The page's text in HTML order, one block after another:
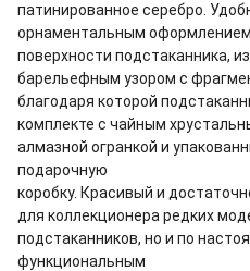
патинированное серебро.
орнаментальным
поверхности подстаканника,
барельефным узором с
благодаря которой
комплекте с чайным
алмазной огранкой и
подарочную
коробку. Красивый и
для коллекционера редких
подстаканников, но и по
функциональным